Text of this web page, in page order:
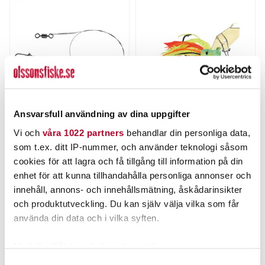
Ansvarsfull användning av dina uppgifter
Vi och våra 1022 partners behandlar din personliga data,
som t.ex. ditt IP-nummer, och använder teknologi såsom
cookies för att lagra och få tillgång till information på din
enhet för att kunna tillhandahålla personliga annonser och
innehåll, annons- och innehållsmätning, åskådarinsikter
och produktutveckling. Du kan själv välja vilka som får
använda din data och i vilka syften.
Prorex Titaniumtafs 30cm
22kg
Nuvarande pris
39,00 kr Tidigare pris:
44,00 kr
39,00 kr
44,00 kr
TILLFÄLLIGT SLUT
LÄS MER
Pig Hula Tiny Chatterbait
7g
Nuvarande pris:
69,00 krTidigare pris:
89,00 kr
69,00 kr
89,00 kr
FINNS I LAGER.
LÄS MER